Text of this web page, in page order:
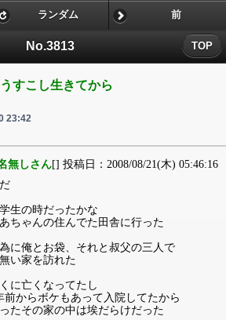
No.3813 TOP
ランダム 前
すこし生きてから
23:42
無しさん[] 投稿日：2008/08/21(木) 05:46:16
生の時だったかな
ちゃんの住んでた田舎に行った
に俺とお袋、それと叔父の三人で
い家を訪れた
に亡くなってたし
前からボケもあって入院してたから
たその家の中は埃だらけだった